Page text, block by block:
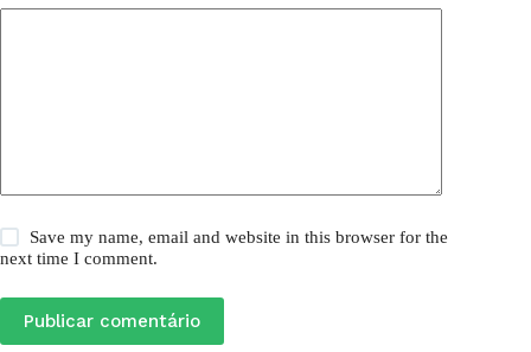
Save my name, email and website in this browser for the
next time I comment.
Publicar comentário